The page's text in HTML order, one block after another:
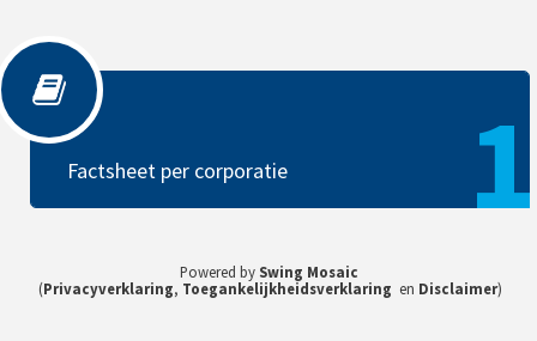
Factsheet per corporatie
Factsheet per corporatie 1
Powered by Swing Mosaic
(Privacyverklaring, Toegankelijkheidsverklaring en Disclaimer)